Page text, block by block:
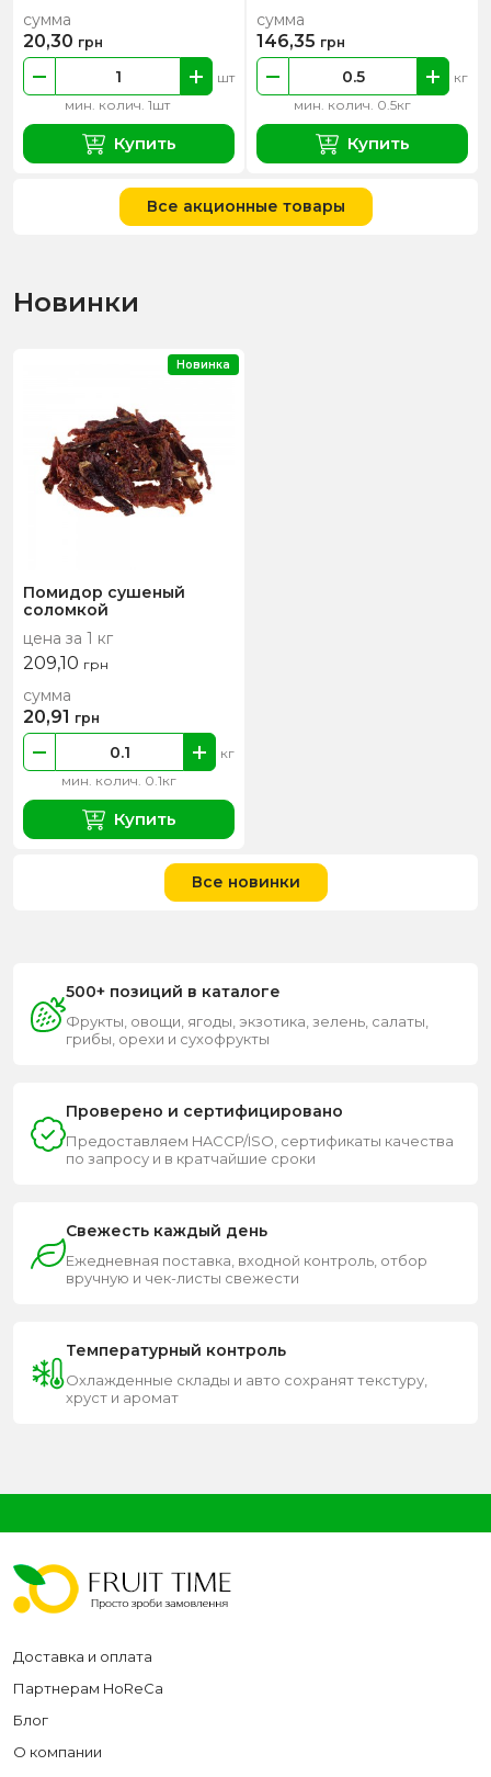
мин. колич. 1шт
шт
сумма
20,30 грн
Купить
мин. колич. 0.5кг
кг
сумма
146,35 грн
Купить
Все акционные товары
Новинки
Помидор сушеный
соломкой
цена за 1 кг
209,10 грн
мин. колич. 0.1кг
кг
сумма
20,91 грн
Купить
Новинка
Все новинки
500+ позиций в каталоге
Фрукты, овощи, ягоды, экзотика, зелень, салаты,
грибы, орехи и сухофрукты
Проверено и сертифицировано
Предоставляем HACCP/ISO, сертификаты качества
по запросу и в кратчайшие сроки
Свежесть каждый день
Ежедневная поставка, входной контроль, отбор
вручную и чек-листы свежести
Температурный контроль
Охлажденные склады и авто сохранят текстуру,
хруст и аромат
Доставка и оплата
Партнерам HoReCa
Блог
О компании